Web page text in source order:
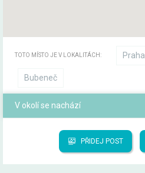
TOTO MÍSTO JE V LOKALITÁCH: Praha
Bubeneč
V okolí se nachází
PŘIDEJ POST